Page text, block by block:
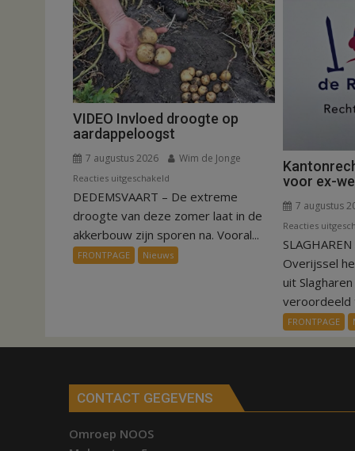
VIDEO Invloed droogte op
aardappeloogst
7 augustus 2026 Wim de Jonge
Reacties uitgeschakeld
VIDEO
Invloed
op
aardappeloogst
DEDEMSVAART – De extreme
droogte van deze zomer laat in de
akkerbouw zijn sporen na. Vooral...
FRONTPAGE Nieuws
voor ex-
7 augustus
Reacties
Overijssel
uit
veroordeeld
FRONTPAGE
CONTACT GEGEVENS
Omroep NOOS